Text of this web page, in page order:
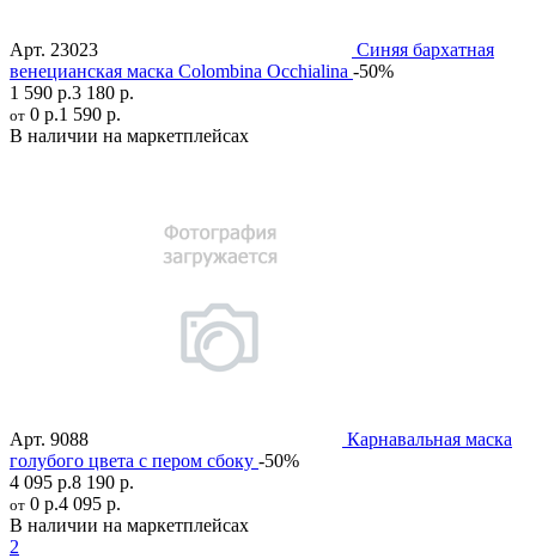
Арт. 23023
Синяя бархатная
венецианская маска Colombina Occhialina -50%
1 590 р.3 180 р.
от 0 р.1 590 р.
В наличии на маркетплейсах
Арт. 9088
Карнавальная маска
голубого цвета с пером сбоку -50%
4 095 р.8 190 р.
от 0 р.4 095 р.
В наличии на маркетплейсах
2